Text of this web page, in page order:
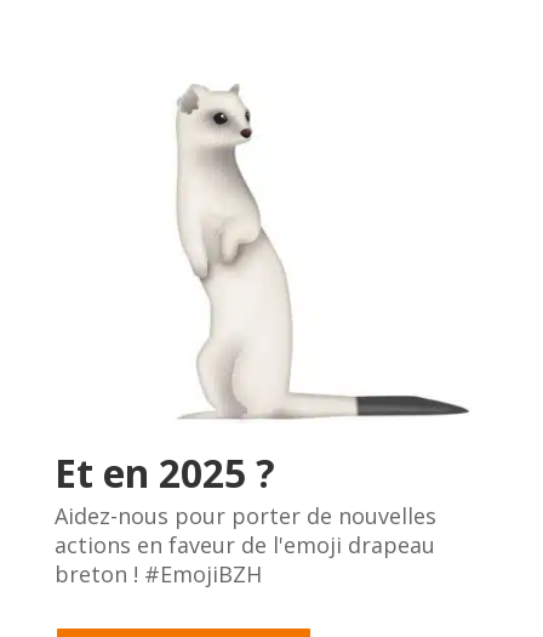
Et en 2025 ?
Aidez-nous pour porter de nouvelles
actions en faveur de l'emoji drapeau
breton ! #EmojiBZH